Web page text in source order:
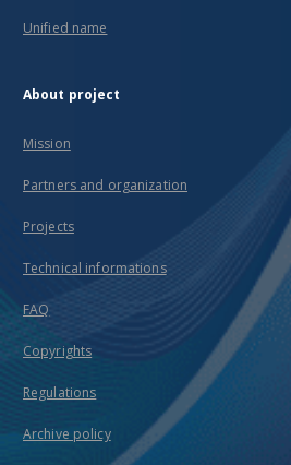
Unified name
About project
Mission
Partners and organization
Projects
Technical informations
FAQ
Copyrights
Regulations
Archive policy